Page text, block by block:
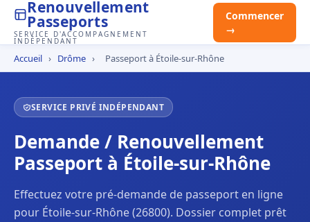
Renouvellement
Passeports
SERVICE D'ACCOMPAGNEMENT
INDÉPENDANT
Commencer
→
Accueil › Drôme › Passeport à Étoile-sur-Rhône
SERVICE PRIVÉ INDÉPENDANT
Demande / Renouvellement
Passeport à Étoile-sur-Rhône
Effectuez votre pré-demande de passeport en ligne
pour Étoile-sur-Rhône (26800). Dossier complet prêt